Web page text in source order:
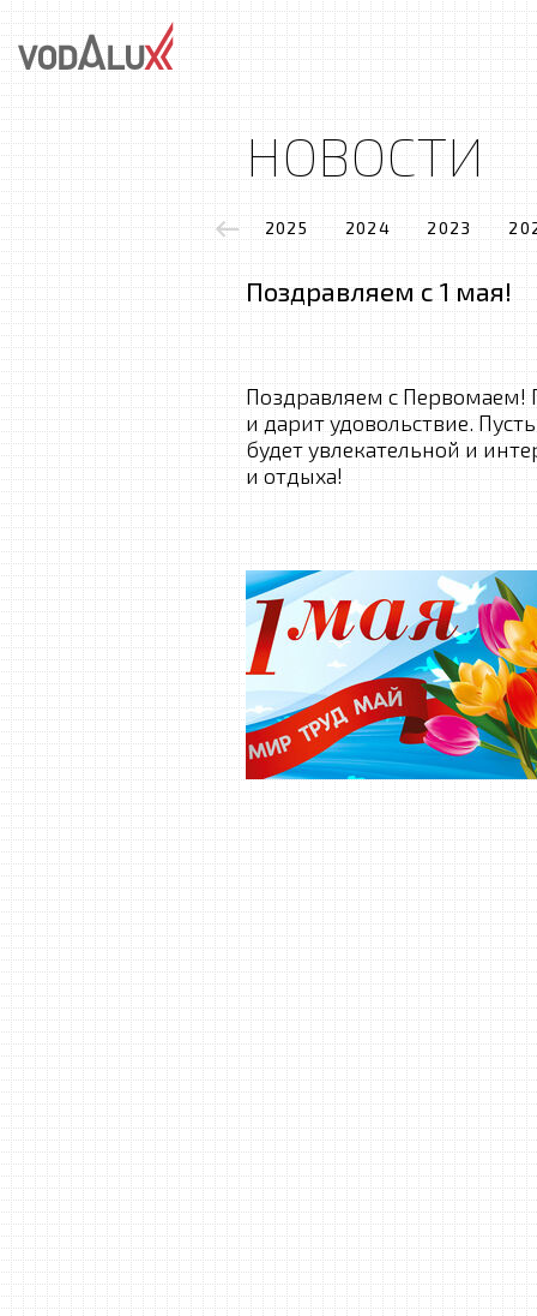
НОВОСТИ
2025 2024 2023
Поздравляем с 1 мая!
Поздравляем с Первомаем!
и дарит удовольствие.
будет увлекательной и
и отдыха!